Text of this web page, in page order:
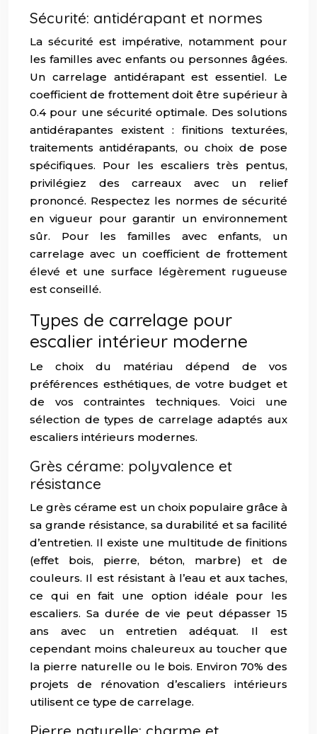
Sécurité: antidérapant et normes
La sécurité est impérative, notamment pour
les familles avec enfants ou personnes âgées.
Un carrelage antidérapant est essentiel. Le
coefficient de frottement doit être supérieur à
0.4 pour une sécurité optimale. Des solutions
antidérapantes existent : finitions texturées,
traitements antidérapants, ou choix de pose
spécifiques. Pour les escaliers très pentus,
privilégiez des carreaux avec un relief
prononcé. Respectez les normes de sécurité
en vigueur pour garantir un environnement
sûr. Pour les familles avec enfants, un
carrelage avec un coefficient de frottement
élevé et une surface légèrement rugueuse
est conseillé.
Types de carrelage pour
escalier intérieur moderne
Le choix du matériau dépend de vos
préférences esthétiques, de votre budget et
de vos contraintes techniques. Voici une
sélection de types de carrelage adaptés aux
escaliers intérieurs modernes.
Grès cérame: polyvalence et
résistance
Le grès cérame est un choix populaire grâce à
sa grande résistance, sa durabilité et sa facilité
d’entretien. Il existe une multitude de finitions
(effet bois, pierre, béton, marbre) et de
couleurs. Il est résistant à l’eau et aux taches,
ce qui en fait une option idéale pour les
escaliers. Sa durée de vie peut dépasser 15
ans avec un entretien adéquat. Il est
cependant moins chaleureux au toucher que
la pierre naturelle ou le bois. Environ 70% des
projets de rénovation d’escaliers intérieurs
utilisent ce type de carrelage.